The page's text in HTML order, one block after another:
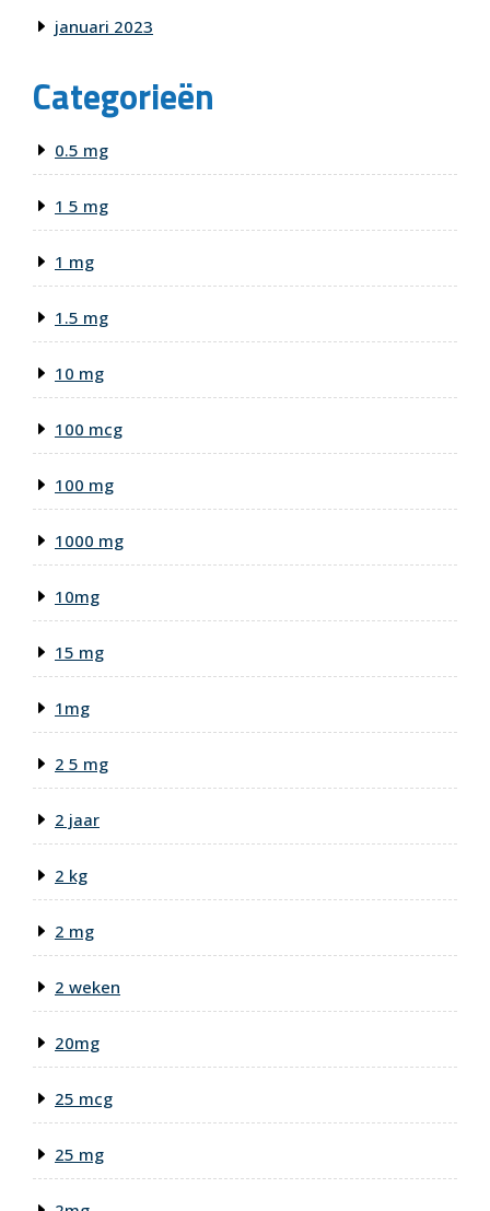
januari 2023
Categorieën
0.5 mg
1 5 mg
1 mg
1.5 mg
10 mg
100 mcg
100 mg
1000 mg
10mg
15 mg
1mg
2 5 mg
2 jaar
2 kg
2 mg
2 weken
20mg
25 mcg
25 mg